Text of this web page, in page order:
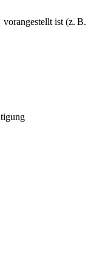
vorangestellt ist (z. B.